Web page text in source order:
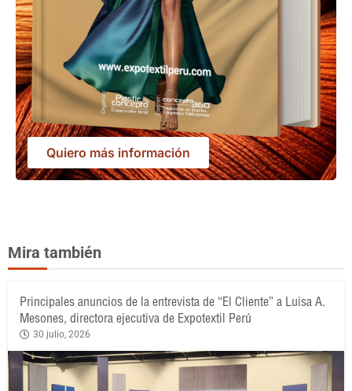
Quiero más información
Mira también
Principales anuncios de la entrevista de “El Cliente” a Luisa A.
Mesones, directora ejecutiva de Expotextil Perú
30 julio, 2026